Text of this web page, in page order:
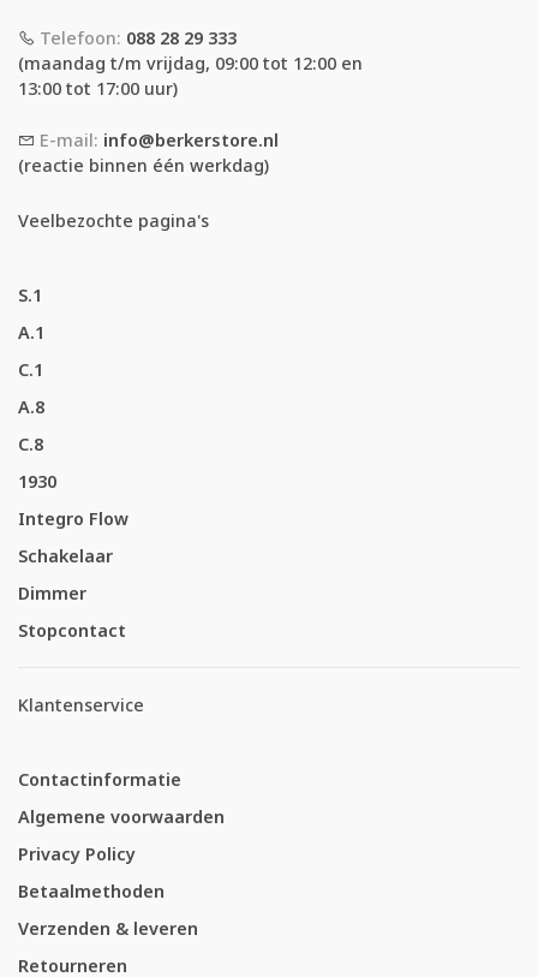
Telefoon: 088 28 29 333
(maandag t/m vrijdag, 09:00 tot 12:00 en
13:00 tot 17:00 uur)
E-mail: info@berkerstore.nl
(reactie binnen één werkdag)
Veelbezochte pagina's
S.1
A.1
C.1
A.8
C.8
1930
Integro Flow
Schakelaar
Dimmer
Stopcontact
Klantenservice
Contactinformatie
Algemene voorwaarden
Privacy Policy
Betaalmethoden
Verzenden & leveren
Retourneren